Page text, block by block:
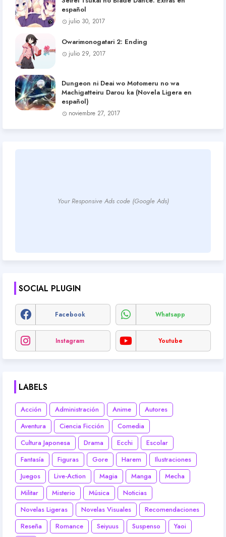
español
julio 30, 2017
Owarimonogatari 2: Ending
julio 29, 2017
Dungeon ni Deai wo Motomeru no wa
Machigatteiru Darou ka (Novela Ligera en
español)
noviembre 27, 2017
Your Responsive Ads code (Google Ads)
SOCIAL PLUGIN
Facebook Whatsapp
Instagram Youtube
LABELS
Acción Administración Anime
Autores
Aventura
Ciencia Ficción
Comedia
Cultura Japonesa
Drama Ecchi
Escolar
Fantasía
Figuras Gore Harem
Ilustraciones
Juegos
Live-Action Magia Manga
Mecha
Militar
Misterio Música
Noticias
Novelas Ligeras
Novelas Visuales
Recomendaciones
Reseña
Romance Seiyuus Suspenso
Yaoi